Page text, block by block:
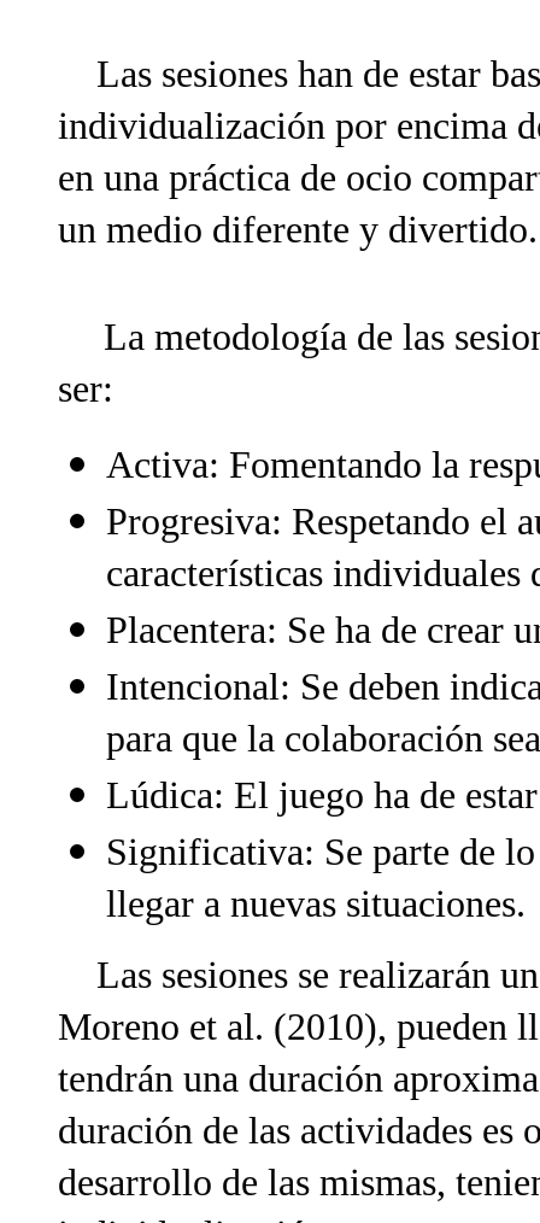
Las sesiones han de estar
individualización por encima
en una práctica de ocio
un medio diferente y divertido.
La metodología de las
ser:
Activa: Fomentando la
Progresiva: Respetando el
características individuales
Placentera: Se ha de crear
Intencional: Se deben
para que la colaboración
Lúdica: El juego ha de
Significativa: Se parte de
llegar a nuevas situaciones.
Las sesiones se realizarán
Moreno et al. (2010), pueden
tendrán una duración
duración de las actividades es
desarrollo de las mismas,